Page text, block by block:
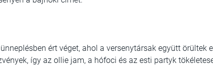
ért véget, ahol a versenytársak együtt örültek
így az ollie jam, a hófoci és az esti partyk